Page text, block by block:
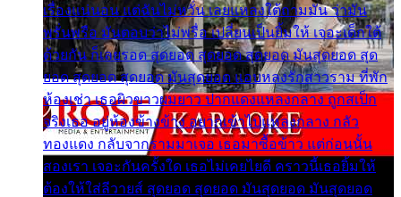
เรื่องแน่นอน แต่ฉันไม่หวั่น เลยแหลงใต้ถามมัน ว่ามัน
พรั่นพรือ มันตอบว่าไม่พรื่อ เปลี่ยนเป็นยิ้มให้ เจอะเด็กใต้
ด้วยกัน ก็เลยรอด สุดยอด สุดยอด สุดยอด มันสุดยอด สุด
ยอด สุดยอด สุดยอด มันสุดยอด แอบหลงรักสาวราม ที่พัก
ห้องเช่า เธอผิวขาวผมยาว ปากแดงแหลงกลาง ถูกสเป็ก
จริงเธอ อยู่ห้องข้างข้าง อยากเข้าไปแหลงกลาง กลัว
ทองแดง กลับจากรามมาเจอ เธอมาซื้อข้าว แต่ก่อนนั้น
สองเรา เจอะกันครั้งใด เธอไม่เคยไยดี คราวนี้เธอยิ้มให้
ต้องให้ใส่ลีวายส์ สุดยอด สุดยอด มันสุดยอด มันสุดยอด